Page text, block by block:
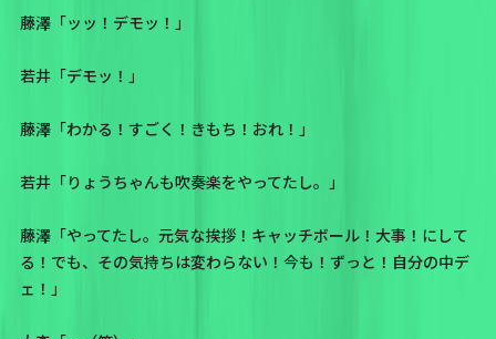
藤澤「ッッ！デモッ！」
若井「デモッ！」
藤澤「わかる！すごく！きもち！おれ！」
若井「りょうちゃんも吹奏楽をやってたし。」
藤澤「やってたし。元気な挨拶！キャッチボール！大事！にして
る！でも、その気持ちは変わらない！今も！ずっと！自分の中デ
ェ！」